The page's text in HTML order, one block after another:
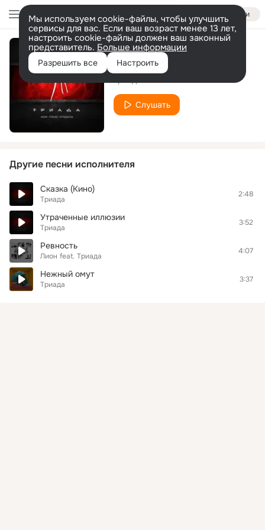
Войти
Мы используем cookie-файлы, чтобы улучшить
сервисы для вас. Если ваш возраст менее 13 лет,
настроить cookie-файлы должен ваш законный
представитель. Больше информации
Разрешить все Настроить
Возвращение
Слушать
Другие песни исполнителя
Сказка (Кино)
Триада
2:48
Утраченные иллюзии
Триада
3:52
Ревность
Лион feat. Триада
4:07
Нежный омут
Триада
3:37